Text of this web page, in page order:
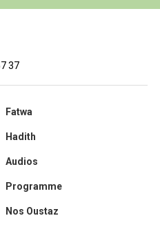
37
Fatwa
Hadith
Audios
Programme
Nos Oustaz